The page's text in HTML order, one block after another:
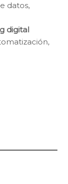
datos,
digital